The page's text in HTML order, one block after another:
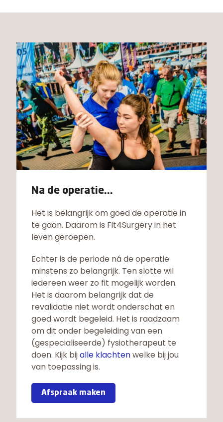
Na de operatie...
Het is belangrijk om goed de operatie in
te gaan. Daarom is Fit4Surgery in het
leven geroepen.
Echter is de periode ná de operatie
minstens zo belangrijk. Ten slotte wil
iedereen weer zo fit mogelijk worden.
Het is daarom belangrijk dat de
revalidatie niet wordt onderschat en
goed wordt begeleid. Het is raadzaam
om dit onder begeleiding van een
(gespecialiseerde) fysiotherapeut te
doen. Kijk bijalle klachtenwelke bij jou
van toepassing is.
Afspraak maken